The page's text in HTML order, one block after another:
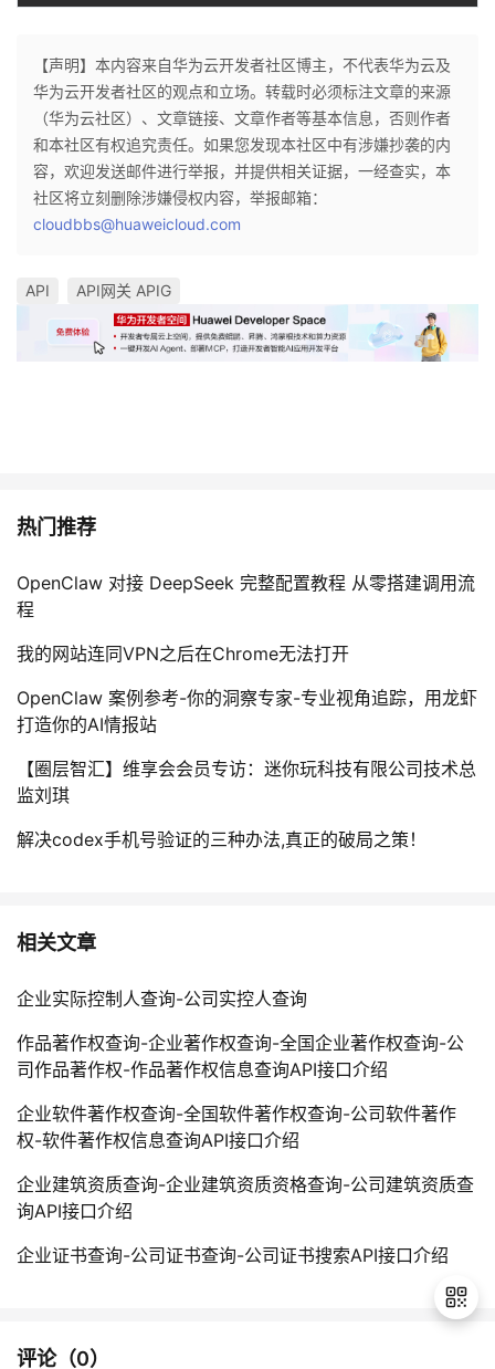
【声明】本内容来自华为云开发者社区博主，不代表华为云及
华为云开发者社区的观点和立场。转载时必须标注文章的来源
（华为云社区）、文章链接、文章作者等基本信息，否则作者
和本社区有权追究责任。如果您发现本社区中有涉嫌抄袭的内
容，欢迎发送邮件进行举报，并提供相关证据，一经查实，本
社区将立刻删除涉嫌侵权内容，举报邮箱：
cloudbbs@huaweicloud.com
API API网关 APIG
热门推荐
OpenClaw 对接 DeepSeek 完整配置教程 从零搭建调用流
程
我的网站连同VPN之后在Chrome无法打开
OpenClaw 案例参考-你的洞察专家-专业视角追踪，用龙虾
打造你的AI情报站
【圈层智汇】维享会会员专访：迷你玩科技有限公司技术总
监刘琪
解决codex手机号验证的三种办法,真正的破局之策！
相关文章
企业实际控制人查询-公司实控人查询
作品著作权查询-企业著作权查询-全国企业著作权查询-公
司作品著作权-作品著作权信息查询API接口介绍
企业软件著作权查询-全国软件著作权查询-公司软件著作
权-软件著作权信息查询API接口介绍
企业建筑资质查询-企业建筑资质资格查询-公司建筑资质查
询API接口介绍
企业证书查询-公司证书查询-公司证书搜索API接口介绍
评论（0）